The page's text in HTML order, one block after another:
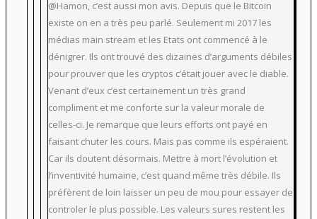
@Hamon, c’est aussi mon avis. Depuis que le Bitcoin
existe on en a très peu parlé. Seulement mi 2017 les
médias main stream et les Etats ont commencé à le
dénigrer. Ils ont trouvé des dizaines d’arguments débiles
pour prouver que les cryptos c’était jouer avec le diable.
Venant d’eux c’est certainement un très grand
compliment et me conforte sur la valeur morale de
celles-ci. Je remarque que leurs efforts ont payé en
faisant chuter les cours. Mais pas comme ils espéraient.
Car ils doutent désormais. Mettre à mort l’évolution et
l’inventivité humaine, c’est quand même très débile. Ils
préfèrent de loin laisser un peu de mou pour essayer de
controler le plus possible. Les valeurs sures restent les